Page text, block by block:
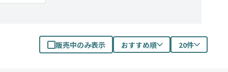
販売中のみ表示 おすすめ順 20件